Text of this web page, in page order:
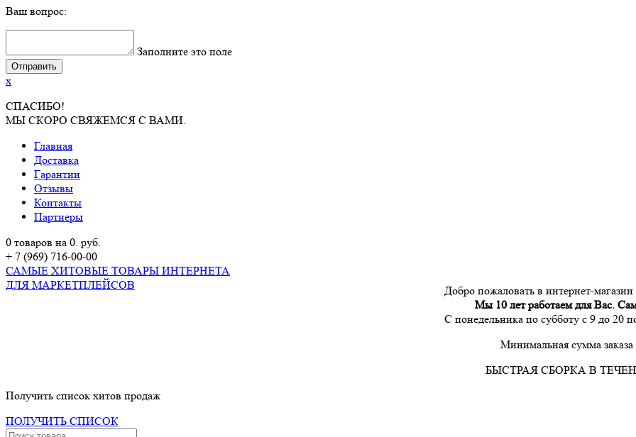
Ваш вопрос:
Заполните это поле
x
СПАСИБО!
МЫ СКОРО СВЯЖЕМСЯ С ВАМИ.
Главная
Доставка
Гарантии
Отзывы
Контакты
Партнеры
0 товаров на 0. руб.
+ 7 (969) 716-00-00
САМЫЕ ХИТОВЫЕ ТОВАРЫ ИНТЕРНЕТА
ДЛЯ МАРКЕТПЛЕЙСОВ
Добро пожаловать в интернет-
Мы 10 лет работаем для Вас.
С понедельника по субботу с 9 до 20
Минимальная сумма заказа
БЫСТРАЯ СБОРКА В
Получить список хитов продаж
ПОЛУЧИТЬ СПИСОК